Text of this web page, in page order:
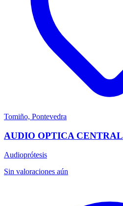
Tomiño, Pontevedra
AUDIO OPTICA CENTRAL
Audioprótesis
Sin valoraciones aún